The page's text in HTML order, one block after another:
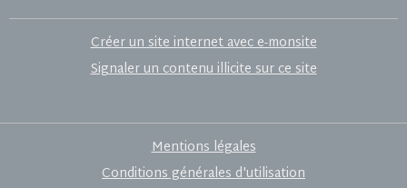
Créer un site internet avec e-monsite
Signaler un contenu illicite sur ce site
Mentions légales
Conditions générales d'utilisation